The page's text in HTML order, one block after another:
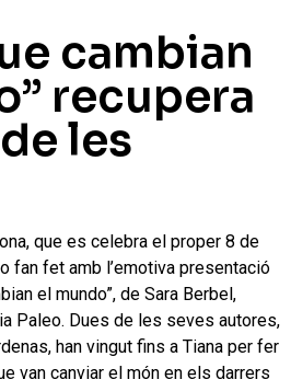
cambian
recupera
les
que es celebra el proper 8 de
fan fet amb l’emotiva presentació
el mundo”, de Sara Berbel,
Paleo. Dues de les seves autores,
han vingut fins a Tiana per fer
van canviar el món en els darrers